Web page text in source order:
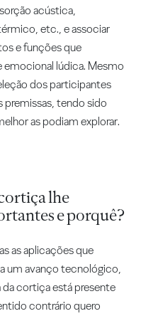
acústica,
etc., e associar
e funções que
lúdica. Mesmo
dos participantes
premissas, tendo sido
as podiam explorar.
lhe
e porquê?
as aplicações que
um avanço tecnológico,
da cortiça está presente
contrário quero